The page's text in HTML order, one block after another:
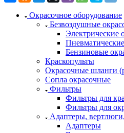
Окрасочное оборудование
Безвоздушные
Электрические
Бензиновые
Краскопульты
Окрасочные шланги
Сопла окрасочные
Фильтры
Фильтры для
Фильтры для
Адаптеры,
Адаптеры